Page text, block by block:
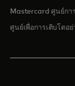
Mastercard ศูนย์กา
ศูนย์เพื่อการเติบโตอ